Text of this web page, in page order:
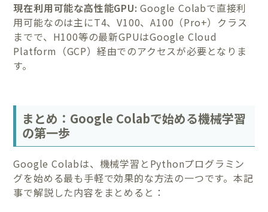
現在利用可能な高性能GPU: Google Colabで直接利
用可能なのは主にT4、V100、A100（Pro+）クラス
までで、H100等の最新GPUはGoogle Cloud
Platform（GCP）経由でのアクセスが必要となりま
す。
まとめ：Google Colabで始める機械学習
の第一歩
Google Colabは、機械学習とPythonプログラミン
グを始める最も手軽で効果的な方法の一つです。本記
事で解説した内容をまとめると：